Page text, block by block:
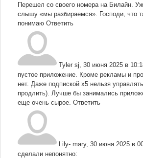
Перешел со своего номера на Билайн.
слышу «мы разбираемся». Господи, что
понимаю Ответить
Tyler sj 30 июня 2025 в
пустое приложение. Кроме рекламы и
нет. Даже подпиской x5 нельзя
продлить). Лучше бы занимались
еще очень сырое. Ответить
Lily- mary, 30 июня 2025 в
сделали непонятно: